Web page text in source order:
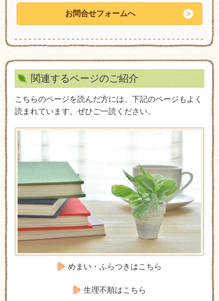
お問合せフォームへ
関連するページのご紹介
こちらのページを読んだ方には、下記のページもよく
読まれています。ぜひご一読ください。
めまい・ふらつきはこちら
生理不順はこちら